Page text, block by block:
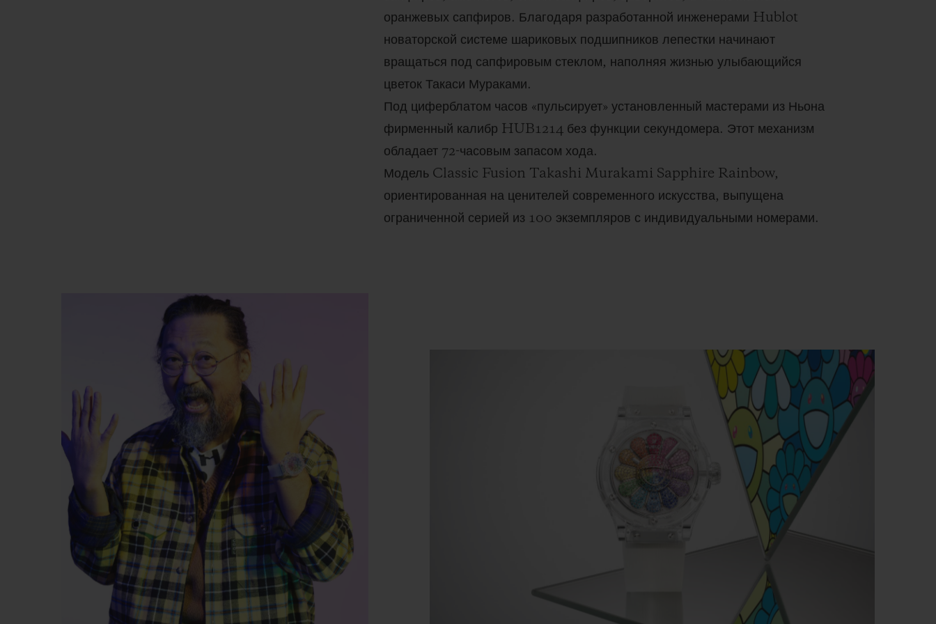
оранжевых сапфиров. Благодаря разработанной инженерами Hublot
новаторской системе шариковых подшипников лепестки начинают
вращаться под сапфировым стеклом, наполняя жизнью улыбающийся
цветок Такаси Мураками.
Под циферблатом часов «пульсирует» установленный мастерами из Ньона
фирменный калибр HUB1214 без функции секундомера. Этот механизм
обладает 72-часовым запасом хода.
Модель Classic Fusion Takashi Murakami Sapphire Rainbow,
ориентированная на ценителей современного искусства, выпущена
ограниченной серией из 100 экземпляров с индивидуальными номерами.